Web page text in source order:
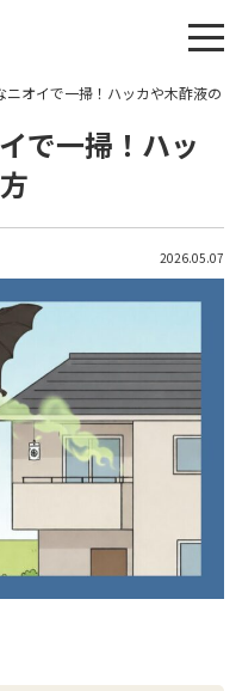
ニオイで一掃！ハッカや木酢液の
で一掃！ハッ
2026.05.07